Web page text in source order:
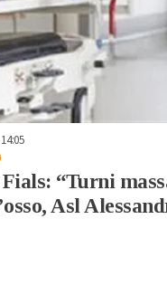
“Turni
Asl